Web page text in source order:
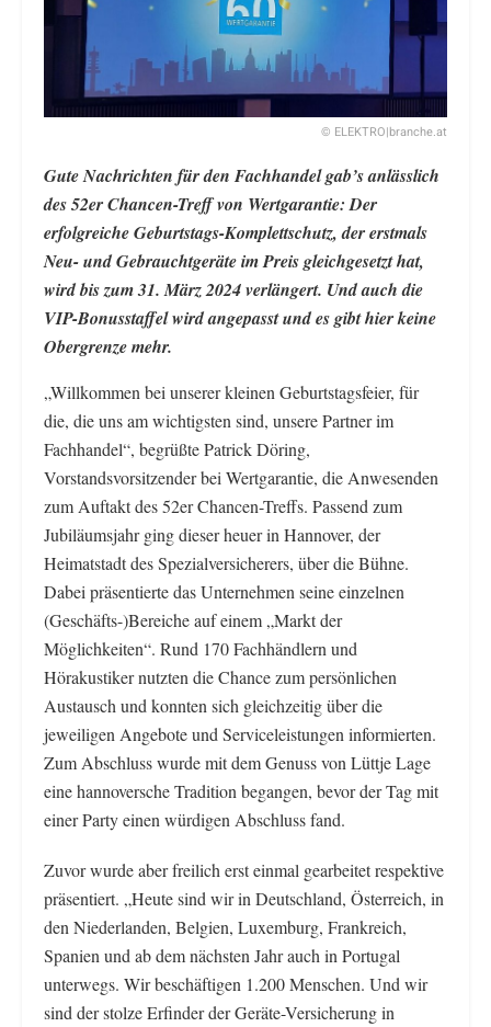
© ELEKTRO|branche.at
Gute Nachrichten für den Fachhandel gab’s anlässlich
des 52er Chancen-Treff von Wertgarantie: Der
erfolgreiche Geburtstags-Komplettschutz, der erstmals
Neu- und Gebrauchtgeräte im Preis gleichgesetzt hat,
wird bis zum 31. März 2024 verlängert. Und auch die
VIP-Bonusstaffel wird angepasst und es gibt hier keine
Obergrenze mehr.
„Willkommen bei unserer kleinen Geburtstagsfeier, für
die, die uns am wichtigsten sind, unsere Partner im
Fachhandel“, begrüßte Patrick Döring,
Vorstandsvorsitzender bei Wertgarantie, die Anwesenden
zum Auftakt des 52er Chancen-Treffs. Passend zum
Jubiläumsjahr ging dieser heuer in Hannover, der
Heimatstadt des Spezialversicherers, über die Bühne.
Dabei präsentierte das Unternehmen seine einzelnen
(Geschäfts-)Bereiche auf einem „Markt der
Möglichkeiten“. Rund 170 Fachhändlern und
Hörakustiker nutzten die Chance zum persönlichen
Austausch und konnten sich gleichzeitig über die
jeweiligen Angebote und Serviceleistungen informierten.
Zum Abschluss wurde mit dem Genuss von Lüttje Lage
eine hannoversche Tradition begangen, bevor der Tag mit
einer Party einen würdigen Abschluss fand.
Zuvor wurde aber freilich erst einmal gearbeitet respektive
präsentiert. „Heute sind wir in Deutschland, Österreich, in
den Niederlanden, Belgien, Luxemburg, Frankreich,
Spanien und ab dem nächsten Jahr auch in Portugal
unterwegs. Wir beschäftigen 1.200 Menschen. Und wir
sind der stolze Erfinder der Geräte-Versicherung in